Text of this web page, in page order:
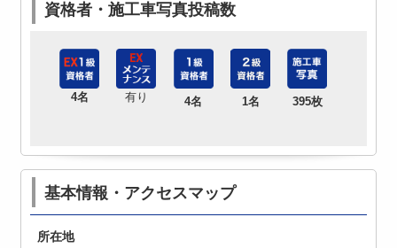
資格者・施工車写真投稿数
4名 有り 4名 1名 395枚
基本情報・アクセスマップ
所在地